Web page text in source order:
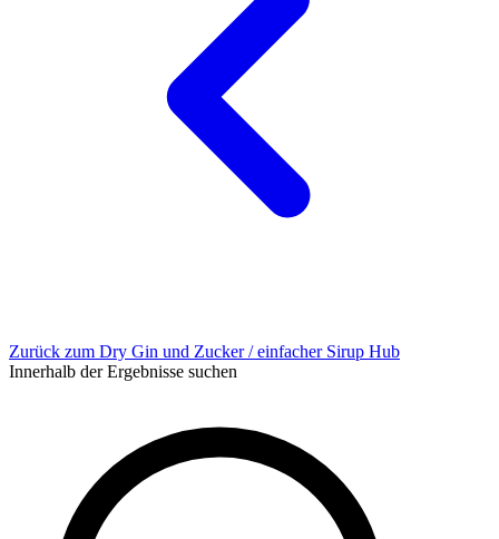
Zurück zum Dry Gin und Zucker / einfacher Sirup Hub
Innerhalb der Ergebnisse suchen